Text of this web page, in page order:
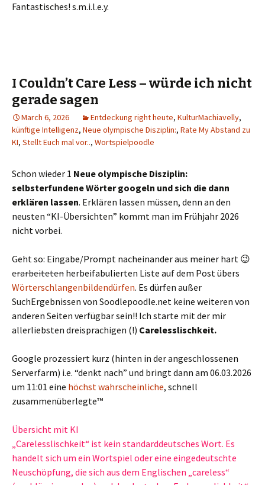
Fantastisches! s.m.i.l.e.y.
I Couldn’t Care Less – würde ich nicht
gerade sagen
March 6, 2026 Entdeckung right heute, KulturMachiavelly,
künftige Intelligenz, Neue olympische Disziplin:, Rate My Abstand zu
KI, Stellt Euch mal vor.., Wortspielpoodle
Schon wieder 1 Neue olympische Disziplin:
selbsterfundene Wörter googeln und sich die dann
erklären lassen. Erklären lassen müssen, denn an den
neusten “KI-Übersichten” kommt man im Frühjahr 2026
nicht vorbei.
Geht so: Eingabe/Prompt nacheinander aus meiner hart 😉
erarbeiteten herbeifabulierten Liste auf dem Post übers
Wörterschlangenbildendürfen. Es dürfen außer
SuchErgebnissen von Soodlepoodle.net keine weiteren von
anderen Seiten verfügbar sein!! Ich starte mit der mir
allerliebsten dreisprachigen (!) Carelesslischkeit.
Google prozessiert kurz (hinten in der angeschlossenen
Serverfarm) i.e. “denkt nach” und bringt dann am 06.03.2026
um 11:01 eine höchst wahrscheinliche, schnell
zusammenüberlegte™
Übersicht mit KI
„Carelesslischkeit“ ist kein standarddeutsches Wort. Es
handelt sich um ein Wortspiel oder eine eingedeutschte
Neuschöpfung, die sich aus dem Englischen „careless“